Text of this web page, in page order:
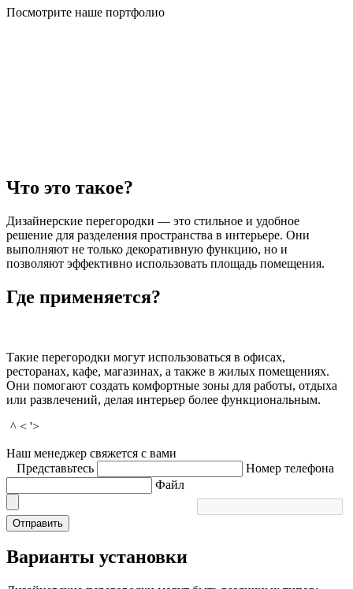
Посмотрите наше портфолио
Что это такое?
Дизайнерские перегородки — это стильное и удобное
решение для разделения пространства в интерьере. Они
выполняют не только декоративную функцию, но и
позволяют эффективно использовать площадь помещения.
Где применяется?
Такие перегородки могут использоваться в офисах,
ресторанах, кафе, магазинах, а также в жилых помещениях.
Они помогают создать комфортные зоны для работы, отдыха
или развлечений, делая интерьер более функциональным.
^ < '>
Наш менеджер свяжется с вами
Представьтесь
Номер телефона
Файл
Отправить
Варианты установки